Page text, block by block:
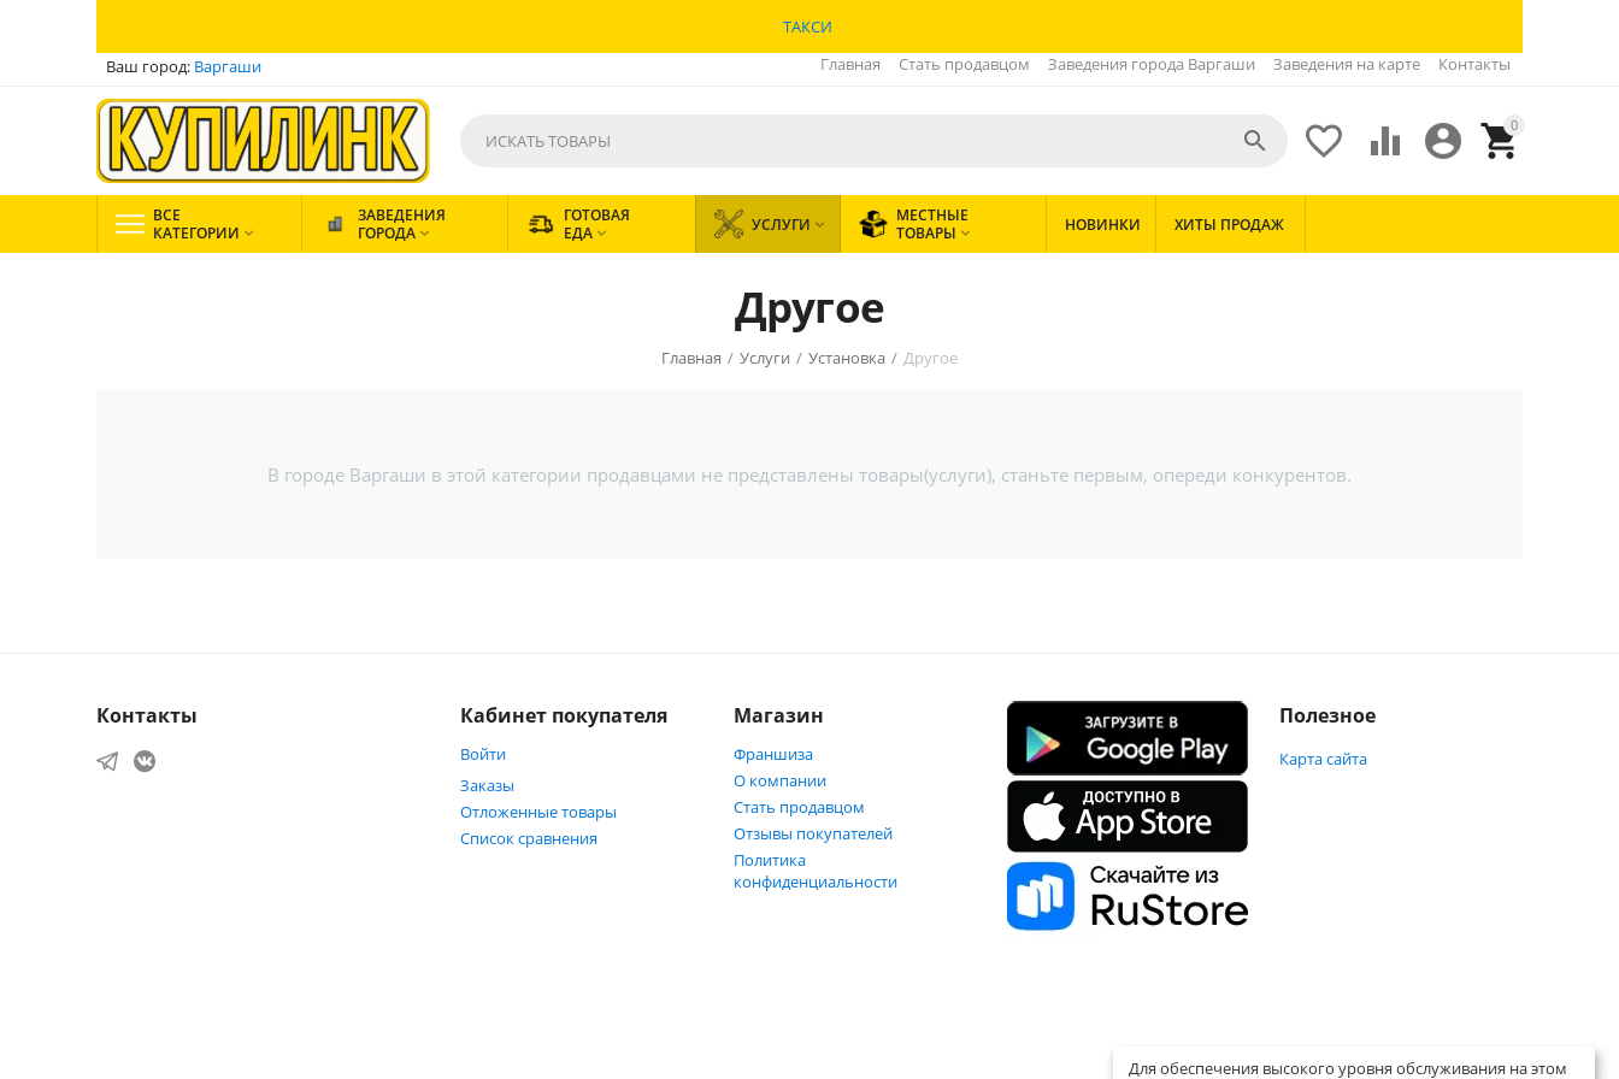
ТАКСИ
Ваш город: Варгаши Главная Стать продавцом Заведения города Варгаши Заведения на карте Контакты
0


 

ВСЕ
КАТЕГОРИИ 
ЗАВЕДЕНИЯ
ГОРОДА 
ГОТОВАЯ
ЕДА  УСЛУГИ 
МЕСТНЫЕ
ТОВАРЫ  НОВИНКИ ХИТЫ ПРОДАЖ
Другое
Главная / Услуги / Установка / Другое
В городе Варгаши в этой категории продавцами не представлены товары(услуги), станьте первым, опереди конкурентов.
Контакты Кабинет покупателя
Войти
Заказы
Отложенные товары
Список сравнения
Магазин
Франшиза
О компании
Стать продавцом
Отзывы покупателей
Политика
конфиденциальности
Полезное
Карта сайта
Для обеспечения высокого уровня обслуживания на этом